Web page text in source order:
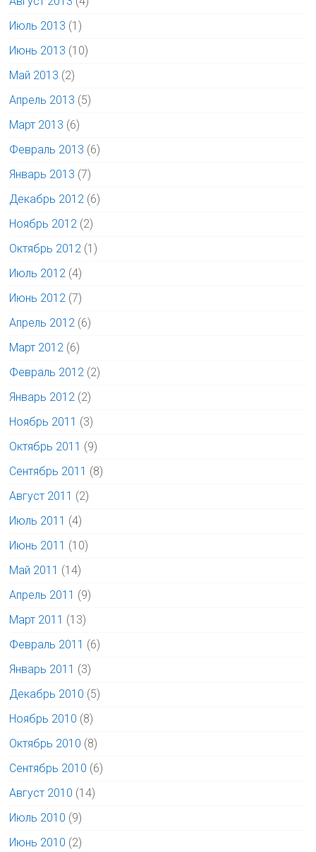
Июль 2013 (1)
Июнь 2013 (10)
Май 2013 (2)
Апрель 2013 (5)
Март 2013 (6)
Февраль 2013 (6)
Январь 2013 (7)
Декабрь 2012 (6)
Ноябрь 2012 (2)
Октябрь 2012 (1)
Июль 2012 (4)
Июнь 2012 (7)
Апрель 2012 (6)
Март 2012 (6)
Февраль 2012 (2)
Январь 2012 (2)
Ноябрь 2011 (3)
Октябрь 2011 (9)
Сентябрь 2011 (8)
Август 2011 (2)
Июль 2011 (4)
Июнь 2011 (10)
Май 2011 (14)
Апрель 2011 (9)
Март 2011 (13)
Февраль 2011 (6)
Январь 2011 (3)
Декабрь 2010 (5)
Ноябрь 2010 (8)
Октябрь 2010 (8)
Сентябрь 2010 (6)
Август 2010 (14)
Июль 2010 (9)
Июнь 2010 (2)